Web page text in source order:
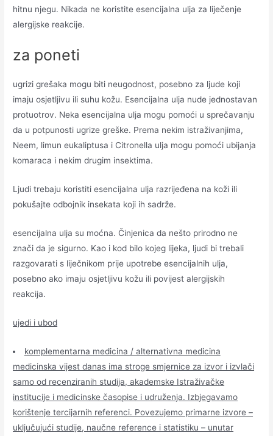
hitnu njegu. Nikada ne koristite esencijalna ulja za liječenje
alergijske reakcije.
za poneti
ugrizi grešaka mogu biti neugodnost, posebno za ljude koji
imaju osjetljivu ili suhu kožu. Esencijalna ulja nude jednostavan
protuotrov. Neka esencijalna ulja mogu pomoći u sprečavanju
da u potpunosti ugrize greške. Prema nekim istraživanjima,
Neem, limun eukaliptusa i Citronella ulja mogu pomoći ubijanja
komaraca i nekim drugim insektima.
Ljudi trebaju koristiti esencijalna ulja razrijeđena na koži ili
pokušajte odbojnik insekata koji ih sadrže.
esencijalna ulja su moćna. Činjenica da nešto prirodno ne
znači da je sigurno. Kao i kod bilo kojeg lijeka, ljudi bi trebali
razgovarati s liječnikom prije upotrebe esencijalnih ulja,
posebno ako imaju osjetljivu kožu ili povijest alergijskih
reakcija.
ujedi i ubod
komplementarna medicina / alternativna medicina
medicinska vijest danas ima stroge smjernice za izvor i izvlači
samo od recenziranih studija, akademske Istraživačke
institucije i medicinske časopise i udruženja. Izbjegavamo
korištenje tercijarnih referenci. Povezujemo primarne izvore –
uključujući studije, naučne reference i statistiku – unutar